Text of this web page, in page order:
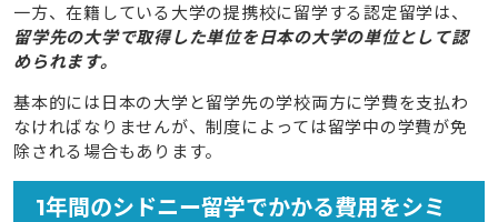
一方、在籍している大学の提携校に留学する認定留学は、
留学先の大学で取得した単位を日本の大学の単位として認
められます。
基本的には日本の大学と留学先の学校両方に学費を支払わ
なければなりませんが、制度によっては留学中の学費が免
除される場合もあります。
1年間のシドニー留学でかかる費用をシミ